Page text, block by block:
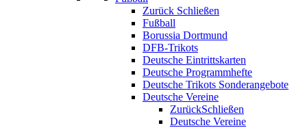
Zurück Schließen
Fußball
Borussia Dortmund
DFB-Trikots
Deutsche Eintrittskarten
Deutsche Programmhefte
Deutsche Trikots Sonderangebote
Deutsche Vereine
ZurückSchließen
Deutsche Vereine